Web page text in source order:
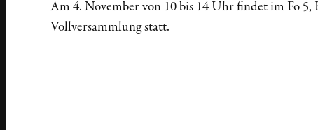
Am 4. November von 10 bis 14 Uhr findet im Fo
Vollversammlung statt.